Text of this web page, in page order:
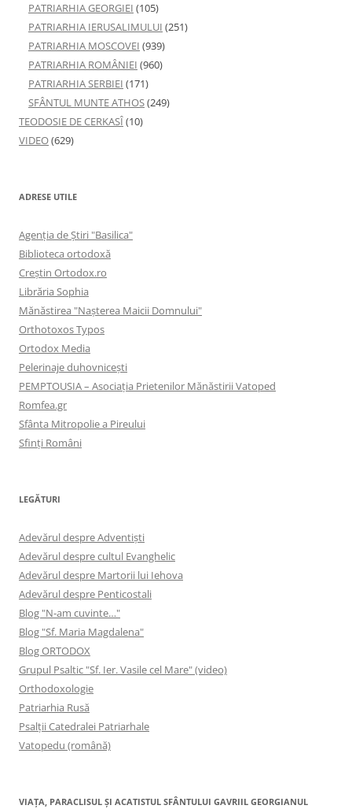
PATRIARHIA GEORGIEI (105)
PATRIARHIA IERUSALIMULUI (251)
PATRIARHIA MOSCOVEI (939)
PATRIARHIA ROMÂNIEI (960)
PATRIARHIA SERBIEI (171)
SFÂNTUL MUNTE ATHOS(249)
TEODOSIE DE CERKASÎ(10)
VIDEO(629)
ADRESE UTILE
Agenţia de Ştiri "Basilica"
Biblioteca ortodoxă
Creştin Ortodox.ro
Librăria Sophia
Mănăstirea "Naşterea Maicii Domnului"
Orthotoxos Typos
Ortodox Media
Pelerinaje duhovnicești
PEMPTOUSIA – Asociația Prietenilor Mănăstirii Vatoped
Romfea.gr
Sfânta Mitropolie a Pireului
Sfinţi Români
LEGĂTURI
Adevărul despre Adventişti
Adevărul despre cultul Evanghelic
Adevărul despre Martorii lui Iehova
Adevărul despre Penticostali
Blog "N-am cuvinte…"
Blog "Sf. Maria Magdalena"
Blog ORTODOX
Grupul Psaltic "Sf. Ier. Vasile cel Mare" (video)
Orthodoxologie
Patriarhia Rusă
Psalţii Catedralei Patriarhale
Vatopedu (română)
VIAŢA, PARACLISUL ŞI ACATISTUL SFÂNTULUI GAVRIIL GEORGIANUL